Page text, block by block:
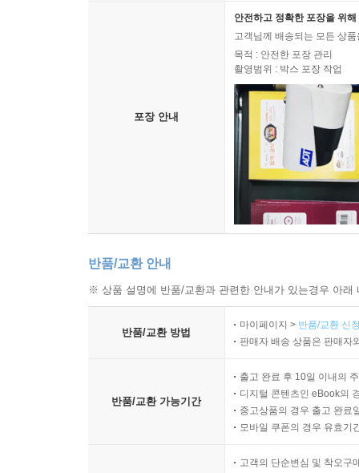
포장 안내
안전하고 정확한 포장을 위
고객님께 배송되는 모든 상
목적 : 안전한 포장 관리
촬영범위 : 박스 포장 작업
반품/교환 안내
※ 상품 설명에 반품/교환과 관련한 안내가 있는경우 아
반품/교환 방법
마이페이지 > 반품/교환 신
판매자 배송 상품은 판매자
반품/교환 가능기간
출고 완료 후 10일 이내의
디지털 콘텐츠인 eBook의
중고상품의 경우 출고 완료
모바일 쿠폰의 경우 유효기
고객의 단순변심 및 착오구